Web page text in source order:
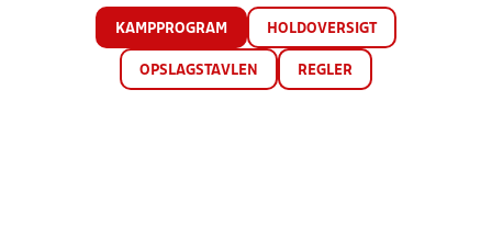
KAMPPROGRAM HOLDOVERSIGT
OPSLAGSTAVLEN REGLER